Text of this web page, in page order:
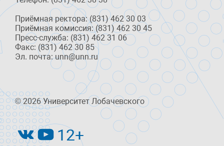
Приёмная ректора: (831) 462 30 03
Приёмная комиссия: (831) 462 30 45
Пресс-служба: (831) 462 31 06
Факс: (831) 462 30 85
Эл. почта: unn@unn.ru
© 2026 Университет Лобачевского
12+